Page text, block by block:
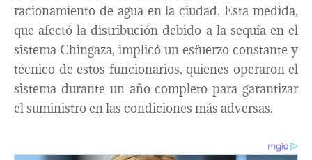
racionamiento de agua en la ciudad. Esta medida,
que afectó la distribución debido a la sequía en el
sistema Chingaza, implicó un esfuerzo constante y
técnico de estos funcionarios, quienes operaron el
sistema durante un año completo para garantizar
el suministro en las condiciones más adversas.